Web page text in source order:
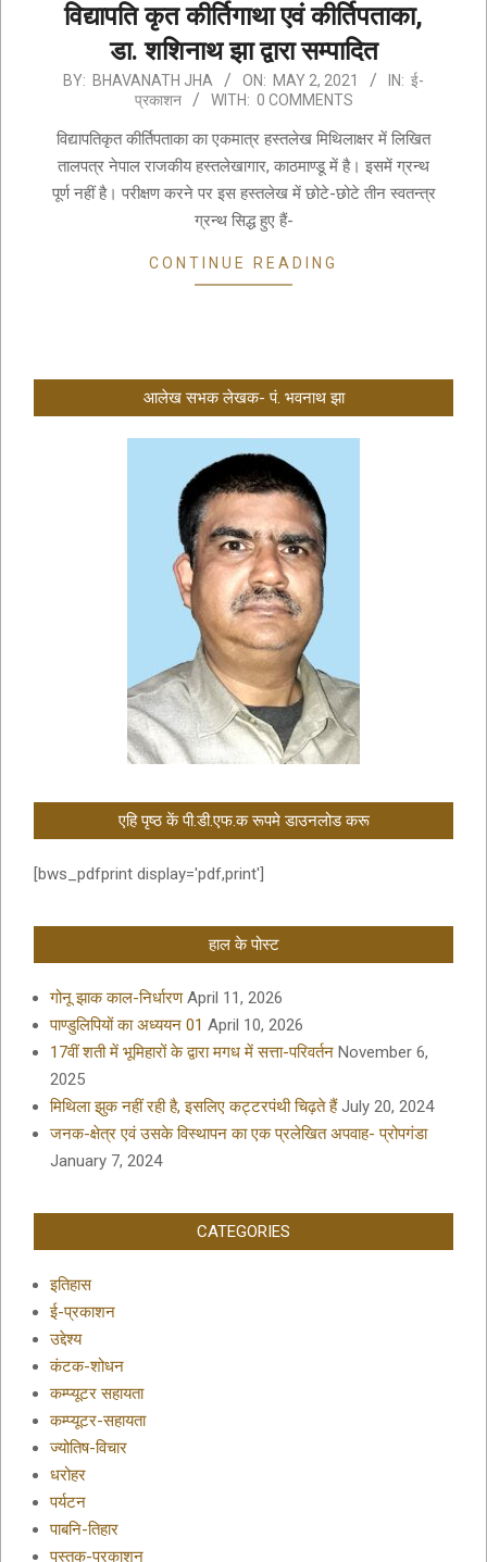
विद्यापति कृत कीर्तिगाथा एवं कीर्तिपताका,
डा. शशिनाथ झा द्वारा सम्पादित
2021-
02
BY: BHAVANATH JHA ON: MAY 2, 2021 IN: ई-
प्रकाशन
WITH: 0 COMMENTS
विद्यापतिकृत कीर्तिपताका का एकमात्र हस्तलेख मिथिलाक्षर में लिखित
तालपत्र नेपाल राजकीय हस्तलेखागार, काठमाण्डू में है। इसमें ग्रन्थ
पूर्ण नहीं है। परीक्षण करने पर इस हस्तलेख में छोटे-छोटे तीन स्वतन्त्र
ग्रन्थ सिद्ध हुए हैं-
CONTINUE READING
आलेख सभक लेखक- पं. भवनाथ झा
एहि पृष्ठ कें पी.डी.एफ.क रूपमे डाउनलोड करू
[bws_pdfprint display='pdf,print']
हाल के पोस्ट
गोनू झाक काल-निर्धारण April 11, 2026
पाण्डुलिपियों का अध्ययन 01 April 10, 2026
17वीं शती में भूमिहारों के द्वारा मगध में सत्ता-परिवर्तन November 6,
2025
मिथिला झुक नहीं रही है, इसलिए कट्टरपंथी चिढ़ते हैं July 20, 2024
जनक-क्षेत्र एवं उसके विस्थापन का एक प्रलेखित अपवाह- प्रोपगंडा
January 7, 2024
CATEGORIES
इतिहास
ई-प्रकाशन
उद्देश्य
कंटक-शोधन
कम्प्यूटर सहायता
कम्प्यूटर-सहायता
ज्योतिष-विचार
धरोहर
पर्यटन
पाबनि-तिहार
पुस्तक-प्रकाशन